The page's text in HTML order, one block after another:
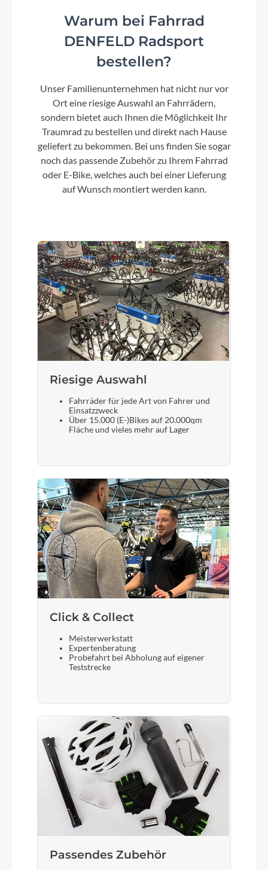
Warum bei Fahrrad
DENFELD Radsport
bestellen?
Unser Familienunternehmen hat nicht nur vor
Ort eine riesige Auswahl an Fahrrädern,
sondern bietet auch Ihnen die Möglichkeit Ihr
Traumrad zu bestellen und direkt nach Hause
geliefert zu bekommen. Bei uns finden Sie sogar
noch das passende Zubehör zu Ihrem Fahrrad
oder E-Bike, welches auch bei einer Lieferung
auf Wunsch montiert werden kann.
Riesige Auswahl
Fahrräder für jede Art von Fahrer und
Einsatzzweck
Über 15.000 (E-)Bikes auf 20.000qm
Fläche und vieles mehr auf Lager
Click & Collect
Meisterwerkstatt
Expertenberatung
Probefahrt bei Abholung auf eigener
Teststrecke
Passendes Zubehör